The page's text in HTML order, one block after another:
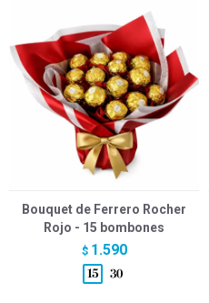
Bouquet de Ferrero Rocher
Rojo - 15 bombones
$ 1.590